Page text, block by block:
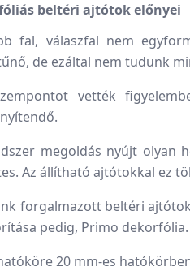
beltéri ajtótok előnyei
fal, válaszfal nem
de ezáltal nem tudunk
vették
megoldás nyújt olyan
Az állítható ajtótokkal ez
forgalmazott beltéri
pedig, Primo dekorfólia.
20 mm-es